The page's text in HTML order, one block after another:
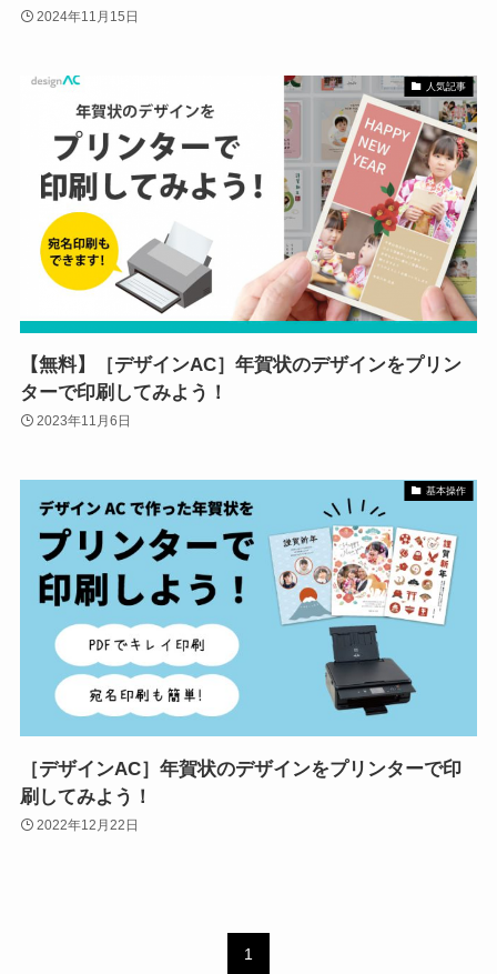
2024年11月15日
人気記事
【無料】［デザインAC］年賀状のデザインをプリン
ターで印刷してみよう！
2023年11月6日
基本操作
［デザインAC］年賀状のデザインをプリンターで印
刷してみよう！
2022年12月22日
1